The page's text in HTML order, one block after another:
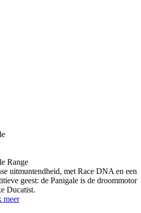
Range
uitmuntendheid, met Race DNA en een
geest: de Panigale is de droommotor
Ducatist.
meer